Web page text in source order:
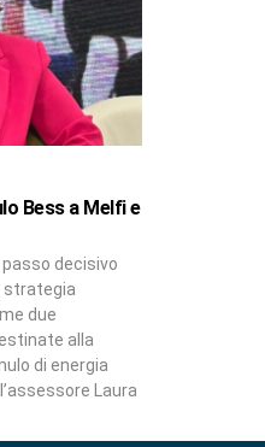
Bess a Melfi e
passo decisivo
strategia
due
alla
di energia
Laura